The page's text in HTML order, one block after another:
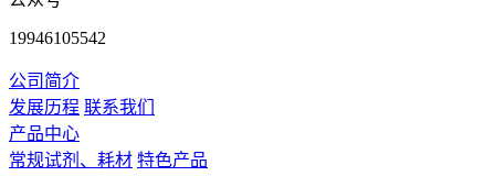
19946105542
公司简介
发展历程 联系我们
产品中心
常规试剂、耗材 特色产品